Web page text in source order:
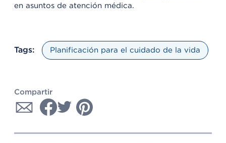
en asuntos de atención médica.
Tags: Planificación para el cuidado de la vida
Compartir